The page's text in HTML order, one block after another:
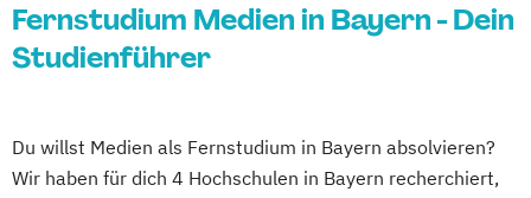
Fernstudium Medien in Bayern - Dein
Studienführer
Du willst Medien als Fernstudium in Bayern absolvieren?
Wir haben für dich 4 Hochschulen in Bayern recherchiert,